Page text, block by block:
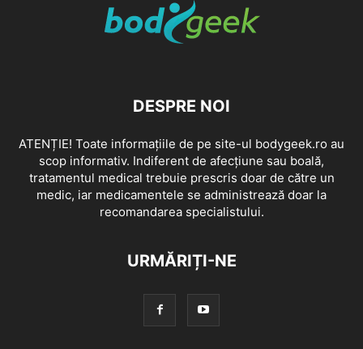
DESPRE NOI
ATENȚIE! Toate informațiile de pe site-ul bodygeek.ro au
scop informativ. Indiferent de afecțiune sau boală,
tratamentul medical trebuie prescris doar de către un
medic, iar medicamentele se administrează doar la
recomandarea specialistului.
URMĂRIȚI-NE